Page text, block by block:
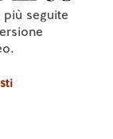
seguite